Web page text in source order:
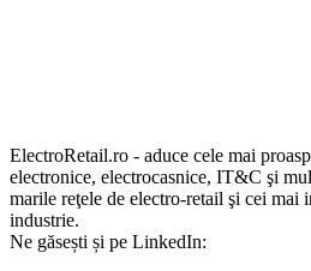
ElectroRetail.ro - aduce cele mai
electronice, electrocasnice, IT&C şi
marile reţele de electro-retail şi cei
industrie.
Ne găsești și pe LinkedIn: